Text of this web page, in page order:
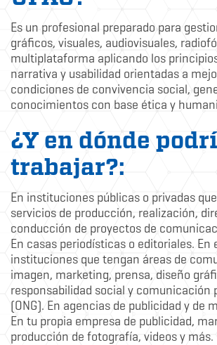
Es un profesional preparado para
gráficos, visuales, audiovisuales,
multiplataforma aplicando los
narrativa y usabilidad orientadas a
condiciones de convivencia social,
conocimientos con base ética y
¿Y en dónde
trabajar?:
En instituciones públicas o privadas
servicios de producción, realización,
conducción de proyectos de
En casas periodísticas o editoriales. En
instituciones que tengan áreas de
imagen, marketing, prensa, diseño
responsabilidad social y comunicación
(ONG). En agencias de publicidad y de
En tu propia empresa de publicidad,
producción de fotografía, videos y más.